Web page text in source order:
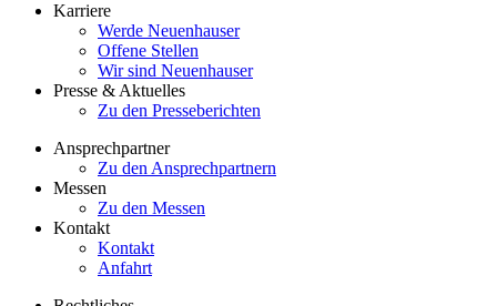
Karriere
Werde Neuenhauser
Offene Stellen
Wir sind Neuenhauser
Presse & Aktuelles
Zu den Presseberichten
Ansprechpartner
Zu den Ansprechpartnern
Messen
Zu den Messen
Kontakt
Kontakt
Anfahrt